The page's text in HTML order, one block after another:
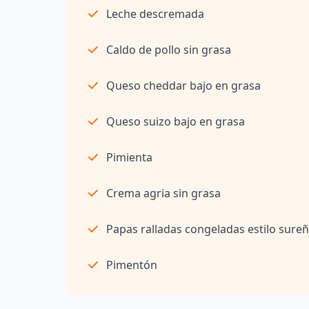
Leche descremada
Caldo de pollo sin grasa
Queso cheddar bajo en grasa
Queso suizo bajo en grasa
Pimienta
Crema agria sin grasa
Papas ralladas congeladas estilo
Pimentón